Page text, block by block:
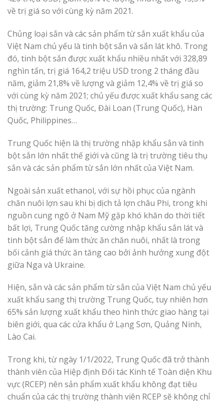
về trị giá so với cùng kỳ năm 2021.
Chủng loại sắn và các sản phẩm từ sắn xuất khẩu của
Việt Nam chủ yếu là tinh bột sắn và sắn lát khô. Trong
đó, tinh bột sắn được xuất khẩu nhiều nhất với 328,89
nghìn tấn, trị giá 164,2 triệu USD trong 2 tháng đầu
năm, giảm 21,8% về lượng và giảm 12,4% về trị giá so
với cùng kỳ năm 2021; chủ yếu được xuất khẩu sang các
thị trường: Trung Quốc, Đài Loan (Trung Quốc), Hàn
Quốc, Philippines…
Trung Quốc hiện là thị trường nhập khẩu sắn và tinh
bột sắn lớn nhất thế giới và cũng là trị trường tiêu thụ
sắn và các sản phẩm từ sắn lớn nhất của Việt Nam.
Ngoài sản xuất ethanol, với sự hồi phục của ngành
chăn nuôi lợn sau khi bị dịch tả lợn châu Phi, trong khi
nguồn cung ngô ở Nam Mỹ gặp khó khăn do thời tiết
bất lợi, Trung Quốc tăng cường nhập khẩu sắn lát và
tinh bột sắn để làm thức ăn chăn nuôi, nhất là trong
bối cảnh giá thức ăn tăng cao bởi ảnh hưởng xung đột
giữa Nga và Ukraine.
Hiện, sắn và các sản phẩm từ sắn của Việt Nam chủ yếu
xuất khẩu sang thị trường Trung Quốc, tuy nhiên hơn
65% sản lượng xuất khẩu theo hình thức giao hàng tại
biên giới, qua các cửa khẩu ở Lạng Sơn, Quảng Ninh,
Lào Cai.
Trong khi, từ ngày 1/1/2022, Trung Quốc đã trở thành
thành viên của Hiệp định Đối tác Kinh tế Toàn diện Khu
vực (RCEP) nên sản phẩm xuất khẩu không đạt tiêu
chuẩn của các thị trường thành viên RCEP sẽ không chỉ